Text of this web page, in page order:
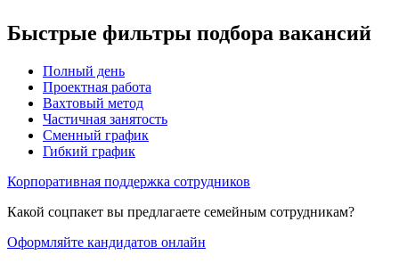
Быстрые фильтры подбора вакансий
Полный день
Проектная работа
Вахтовый метод
Частичная занятость
Сменный график
Гибкий график
Корпоративная поддержка сотрудников
Какой соцпакет вы предлагаете семейным сотрудникам?
Оформляйте кандидатов онлайн